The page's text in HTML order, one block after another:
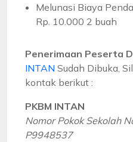
Melunasi Biaya
Rp. 10.000 2 buah
Penerimaan Peserta
INTAN Sudah Dibuka,
kontak berikut :
PKBM INTAN
Nomor Pokok Sekolah
P9948537